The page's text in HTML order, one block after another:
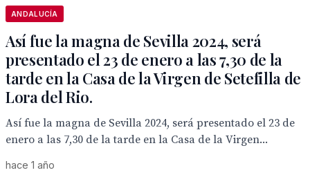
ANDALUCÍA
Así fue la magna de Sevilla 2024, será
presentado el 23 de enero a las 7,30 de la
tarde en la Casa de la Virgen de Setefilla de
Lora del Rio.
Así fue la magna de Sevilla 2024, será presentado el 23 de
enero a las 7,30 de la tarde en la Casa de la Virgen...
hace 1 año